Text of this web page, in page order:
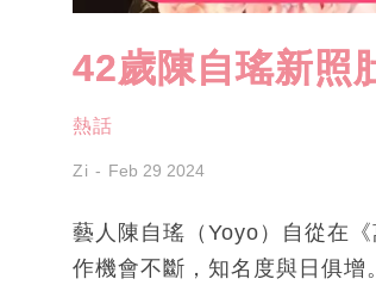
42歲陳自瑤新照
熱話
Zi Feb 29 2024
藝人陳自瑤（Yoyo）自從在
作機會不斷，知名度與日俱